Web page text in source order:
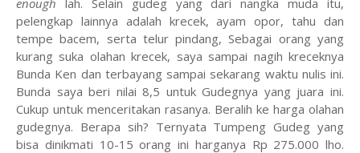
enough lah. Selain gudeg yang dari nangka muda itu,
pelengkap lainnya adalah krecek, ayam opor, tahu dan
tempe bacem, serta telur pindang, Sebagai orang yang
kurang suka olahan krecek, saya sampai nagih kreceknya
Bunda Ken dan terbayang sampai sekarang waktu nulis ini.
Bunda saya beri nilai 8,5 untuk Gudegnya yang juara ini.
Cukup untuk menceritakan rasanya. Beralih ke harga olahan
gudegnya. Berapa sih? Ternyata Tumpeng Gudeg yang
bisa dinikmati 10-15 orang ini harganya Rp 275.000 lho.